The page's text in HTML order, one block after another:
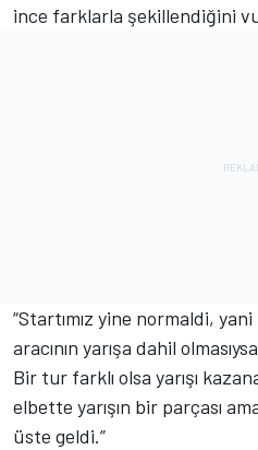
ince farklarla şekillendiğini
“Startımız yine normaldi,
aracının yarışa dahil
Bir tur farklı olsa yarışı
elbette yarışın bir parçası
üste geldi.”